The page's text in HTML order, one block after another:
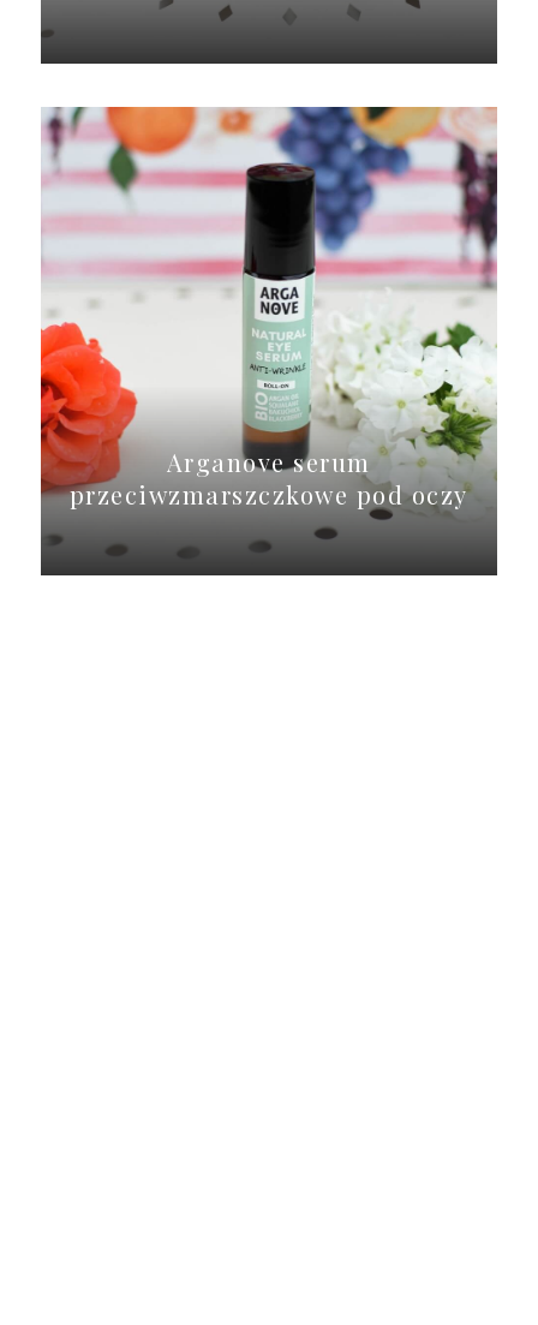
Arganove serum
przeciwzmarszczkowe pod oczy